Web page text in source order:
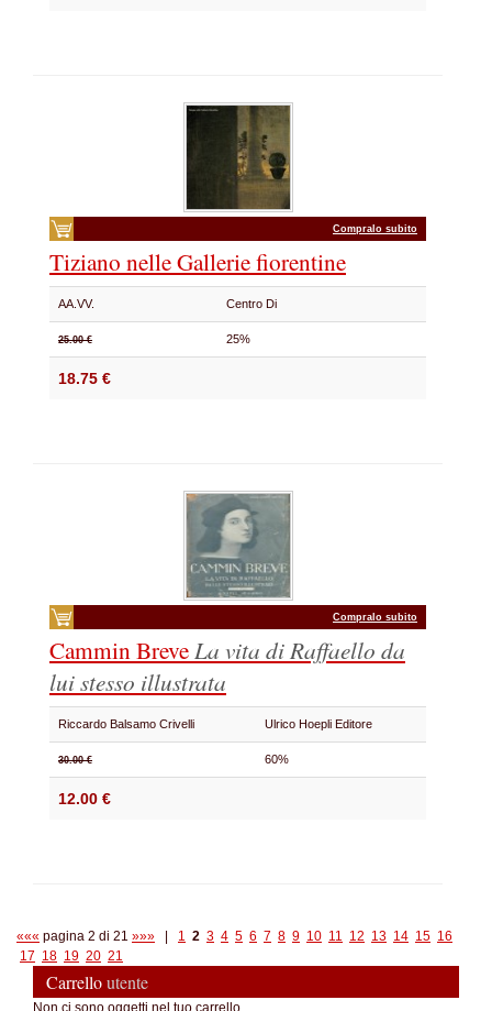
Compralo subito
Tiziano nelle Gallerie fiorentine
AA.VV. Centro Di
25.00 € 25%
18.75 €
Compralo subito
Cammin BreveLa vita di Raffaello da
lui stesso illustrata
Riccardo Balsamo Crivelli Ulrico Hoepli Editore
30.00 € 60%
12.00 €
««« pagina 2 di 21 »»» 1 2 3 4 5 6 7 8 9 10 11 12 13 14 15 16
17 18 19 20 21
Carrelloutente
Non ci sono oggetti nel tuo carrello